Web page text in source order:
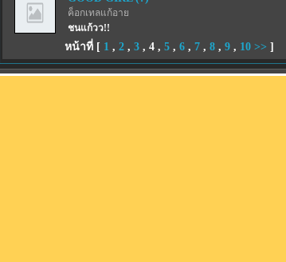
ค็อกเทลแก้อาย
ชนแก้วว!!
หน้าที่ [ 1 , 2 , 3 , 4 , 5 , 6 , 7 , 8 , 9 , 10 >> ]